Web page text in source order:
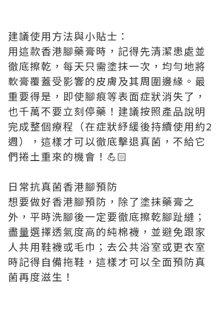
建議使用方法與小貼士：
用這款香港腳藥膏時，記得先清潔患處並
徹底擦乾，每天只需塗抹一次，均勻地將
軟膏覆蓋受影響的皮膚及其周圍邊緣。最
重要得是，即使腳痕等表面症狀消失了，
也千萬不要立刻停藥！建議按照產品說明
完成整個療程（在症狀紓緩後持續使用約2
週），這樣才可以徹底擊退真菌，不給它
們捲土重來的機會！💪🏻
日常抗真菌香港腳預防
想要做好香港腳預防，除了塗抹藥膏之
外，平時洗腳後一定要徹底擦乾腳趾縫；
盡量選擇透氣度高的純棉襪，並避免跟家
人共用鞋襪或毛巾；去公共浴室或更衣室
時記得自備拖鞋，這樣才可以全面預防真
菌再度滋生！